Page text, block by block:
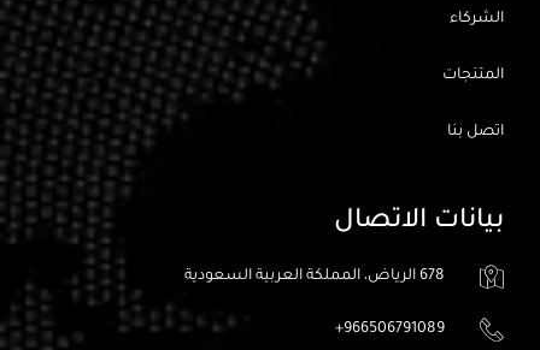
الشركاء
المتنجات
اتصل بنا
بيانات الاتصال
678 الرياض، المملكة العربية السعودية
966506791089+